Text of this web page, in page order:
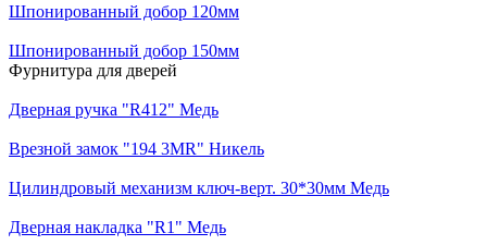
Шпонированный добор 120мм
Шпонированный добор 150мм
Фурнитура для дверей
Дверная ручка "R412" Медь
Врезной замок "194 3MR" Никель
Цилиндровый механизм ключ-верт. 30*30мм Медь
Дверная накладка "R1" Медь